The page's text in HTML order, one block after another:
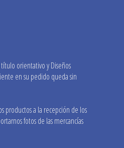
orientativo y Diseños
en su pedido queda sin
productos a la recepción de los
fotos de las mercancías